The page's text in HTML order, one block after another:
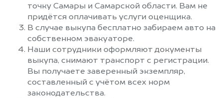
точку Самары и Самарской области. Вам не
придётся оплачивать услуги оценщика.
В случае выкупа бесплатно забираем авто на
собственном эвакуаторе.
Наши сотрудники оформляют документы
выкупа, снимают транспорт с регистрации.
Вы получаете заверенный экземпляр,
составленный с учётом всех норм
законодательства.